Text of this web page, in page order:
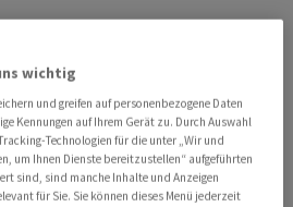
wichtig
und greifen auf personenbezogene Daten
Kennungen auf Ihrem Gerät zu. Durch Auswahl
Technologien für die unter „Wir und
um Ihnen Dienste bereitzustellen“ aufgeführten
sind, sind manche Inhalte und Anzeigen
für Sie. Sie können dieses Menü jederzeit